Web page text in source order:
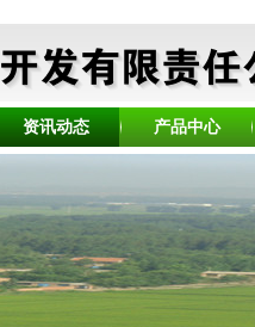
资讯动态 产品中心